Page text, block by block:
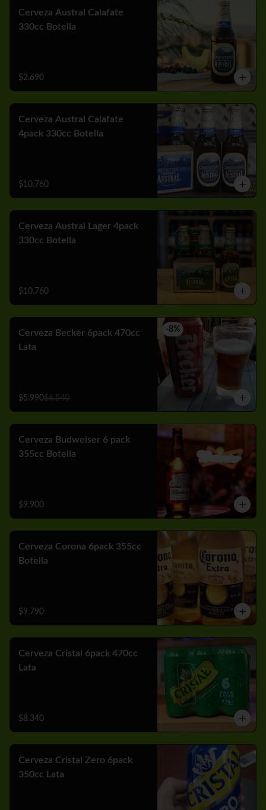
Cerveza Austral Calafate
330cc Botella
$2.690
Cerveza Austral Calafate
4pack 330cc Botella
$10.760
Cerveza Austral Lager 4pack
330cc Botella
$10.760
-8%
Cerveza Becker 6pack 470cc
Lata
$5.990$6.540
Cerveza Budweiser 6 pack
355cc Botella
$9.900
Cerveza Corona 6pack 355cc
Botella
$9.790
Cerveza Cristal 6pack 470cc
Lata
$8.340
Cerveza Cristal Zero 6pack
350cc Lata